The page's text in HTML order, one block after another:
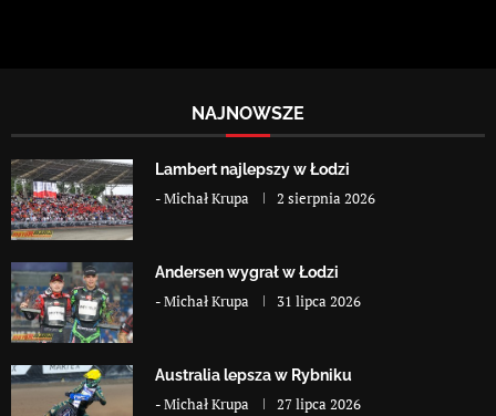
NAJNOWSZE
Lambert najlepszy w Łodzi
-Michał Krupa 2 sierpnia 2026
Andersen wygrał w Łodzi
-Michał Krupa 31 lipca 2026
Australia lepsza w Rybniku
-Michał Krupa 27 lipca 2026